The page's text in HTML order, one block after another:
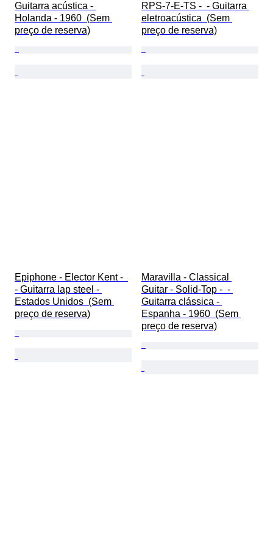
Guitarra acústica -
Holanda - 1960  (Sem
preço de reserva)
RPS-7-E-TS -  - Guitarra
eletroacústica  (Sem
preço de reserva)
Epiphone - Elector Kent -
- Guitarra lap steel -
Estados Unidos  (Sem
preço de reserva)
Maravilla - Classical
Guitar - Solid-Top -  -
Guitarra clássica -
Espanha - 1960  (Sem
preço de reserva)